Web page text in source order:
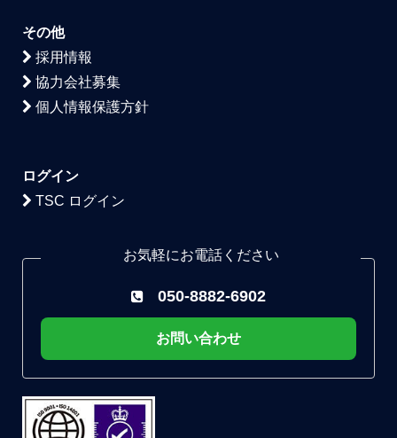
その他
採用情報
協力会社募集
個人情報保護方針
ログイン
TSC ログイン
お気軽にお電話ください
050-8882-6902
お問い合わせ